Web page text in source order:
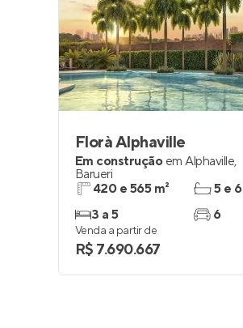
Florà Alphaville
Em construção em Alphaville,
Barueri
420 e 565 m²
3 a 5
5 e 6
6
Venda a partir de
R$ 7.690.667